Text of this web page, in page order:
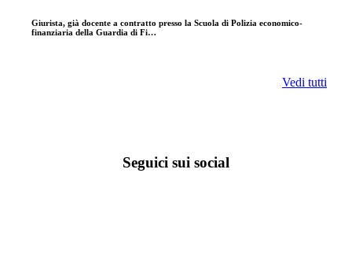
Giurista, già docente a contratto presso la Scuola di Polizia economico-
finanziaria della Guardia di Fi…
Vedi tutti
Seguici sui social